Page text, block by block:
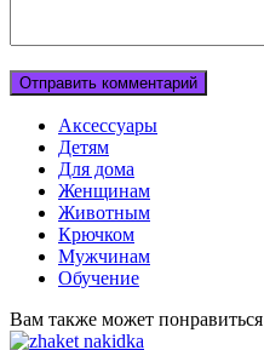
Аксессуары
Детям
Для дома
Женщинам
Животным
Крючком
Мужчинам
Обучение
Вам также может понравиться